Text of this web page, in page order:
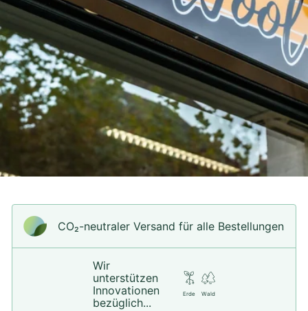
CO₂-neu­t­raler Versand für alle Bestellungen
Wir
unterstützen
Innovationen
bezüglich...
Erde Wald